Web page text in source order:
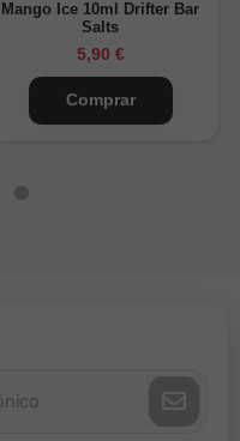
Mango Ice 10ml Drifter Bar
Salts
5,90 €
Comprar